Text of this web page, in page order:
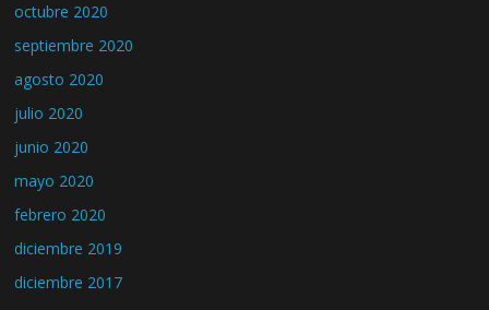
octubre 2020
septiembre 2020
agosto 2020
julio 2020
junio 2020
mayo 2020
febrero 2020
diciembre 2019
diciembre 2017